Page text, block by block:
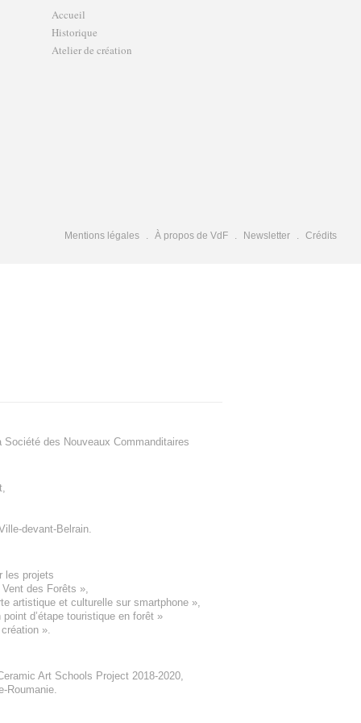
Accueil
Historique
Atelier de création
Mentions légales À propos de VdF Newsletter Crédits
Société des Nouveaux Commanditaires
,
devant-Belrain.
les projets
des Forêts »,
artistique et culturelle sur smartphone »,
point d’étape touristique en forêt »
création ».
Art Schools Project 2018-2020,
Roumanie.